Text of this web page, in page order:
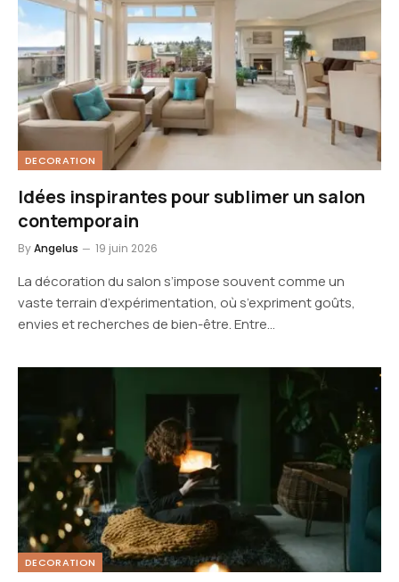
DECORATION
Idées inspirantes pour sublimer un salon
contemporain
ByAngelus 19 juin 2026
La décoration du salon s’impose souvent comme un
vaste terrain d’expérimentation, où s’expriment goûts,
envies et recherches de bien-être. Entre…
DECORATION